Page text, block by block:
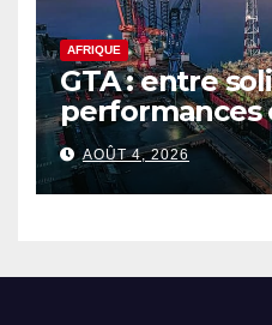
AFRIQUE
GTA : entre
performances
ambitions
sénégalo-
AOÛT 4, 2026